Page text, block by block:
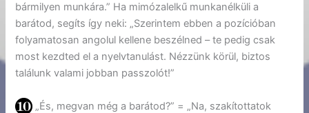
bármilyen munkára.” Ha mimózalelkű munkanélküli a
barátod, segíts így neki: „Szerintem ebben a pozícióban
folyamatosan angolul kellene beszélned – te pedig csak
most kezdted el a nyelvtanulást. Nézzünk körül, biztos
találunk valami jobban passzolót!”
„És, megvan még a barátod?” = „Na, szakítottatok